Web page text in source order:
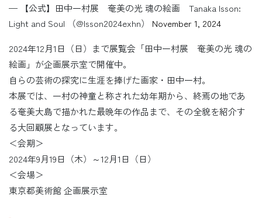
— 【公式】田中一村展 奄美の光 魂の絵画 Tanaka Isson:
Light and Soul （@Isson2024exhn） November 1, 2024
2024年12月1日（日）まで展覧会「田中一村展 奄美の光 魂の
絵画」が企画展示室で開催中。
自らの芸術の探究に生涯を捧げた画家・田中一村。
本展では、一村の神童と称された幼年期から、終焉の地であ
る奄美大島で描かれた最晩年の作品まで、その全貌を紹介す
る大回顧展となっています。
＜会期＞
2024年9月19日（木）～12月1日（日）
＜会場＞
東京都美術館 企画展示室